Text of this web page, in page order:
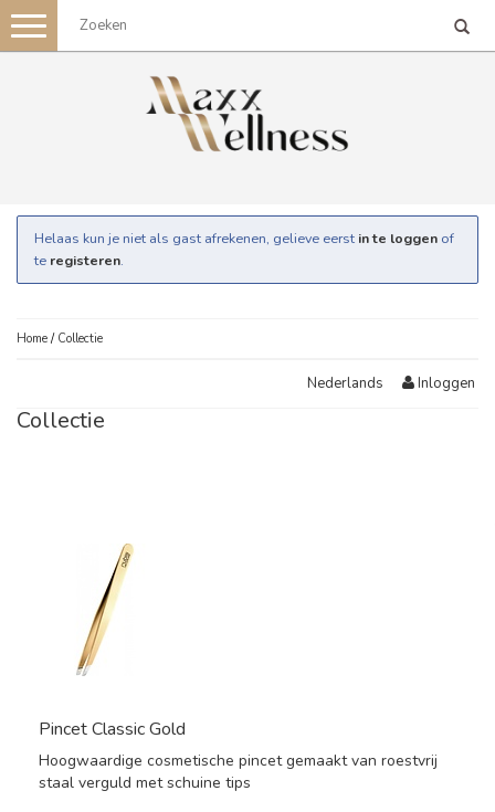
Toggle
navigation
Helaas kun je niet als gast afrekenen, gelieve eerst in te loggen of
te registeren.
Home / Collectie
Nederlands Inloggen
Collectie
Pincet Classic Gold
Hoogwaardige cosmetische pincet gemaakt van roestvrij
staal verguld met schuine tips